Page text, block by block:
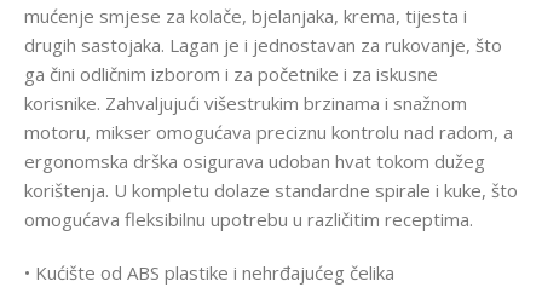
mućenje smjese za kolače, bjelanjaka, krema, tijesta i
drugih sastojaka. Lagan je i jednostavan za rukovanje, što
ga čini odličnim izborom i za početnike i za iskusne
korisnike. Zahvaljujući višestrukim brzinama i snažnom
motoru, mikser omogućava preciznu kontrolu nad radom, a
ergonomska drška osigurava udoban hvat tokom dužeg
korištenja. U kompletu dolaze standardne spirale i kuke, što
omogućava fleksibilnu upotrebu u različitim receptima.
• Kućište od ABS plastike i nehrđajućeg čelika